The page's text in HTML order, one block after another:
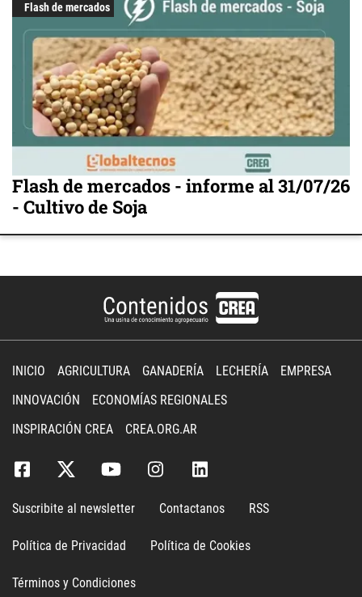
Flash de mercados
Flash de mercados - informe al 31/07/26
- Cultivo de Soja
INICIO AGRICULTURA GANADERÍA LECHERÍA
EMPRESA
INNOVACIÓN
ECONOMÍAS REGIONALES
INSPIRACIÓN CREA
CREA.ORG.AR
Suscribite al newsletter Contactanos RSS
Política de Privacidad Política de Cookies
Términos y Condiciones